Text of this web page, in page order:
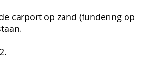
carport op zand (fundering op